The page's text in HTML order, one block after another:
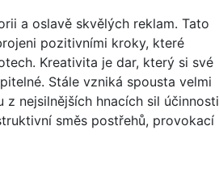
a oslavě skvělých reklam. Tato
pozitivními kroky, které
Kreativita je dar, který si své
Stále vzniká spousta velmi
nejsilnějších hnacích sil účinnosti
směs postřehů, provokací